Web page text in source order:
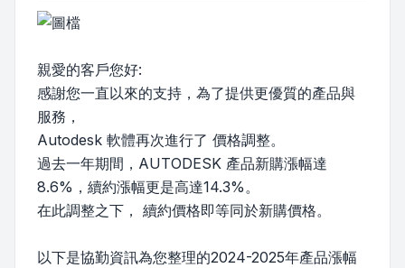
親愛的客戶您好:
感謝您一直以來的支持，為了提供更優質的產品與
服務，
Autodesk 軟體再次進行了 價格調整。
過去一年期間，AUTODESK 產品新購漲幅達
8.6%，續約漲幅更是高達14.3%。
在此調整之下， 續約價格即等同於新購價格。
以下是協勤資訊為您整理的2024-2025年產品漲幅